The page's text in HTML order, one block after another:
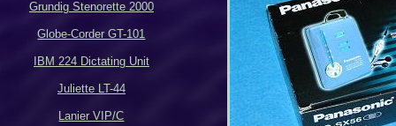
Grundig Stenorette 2000
Globe-Corder GT-101
IBM 224 Dictating Unit
Juliette LT-44
Lanier VIP/C